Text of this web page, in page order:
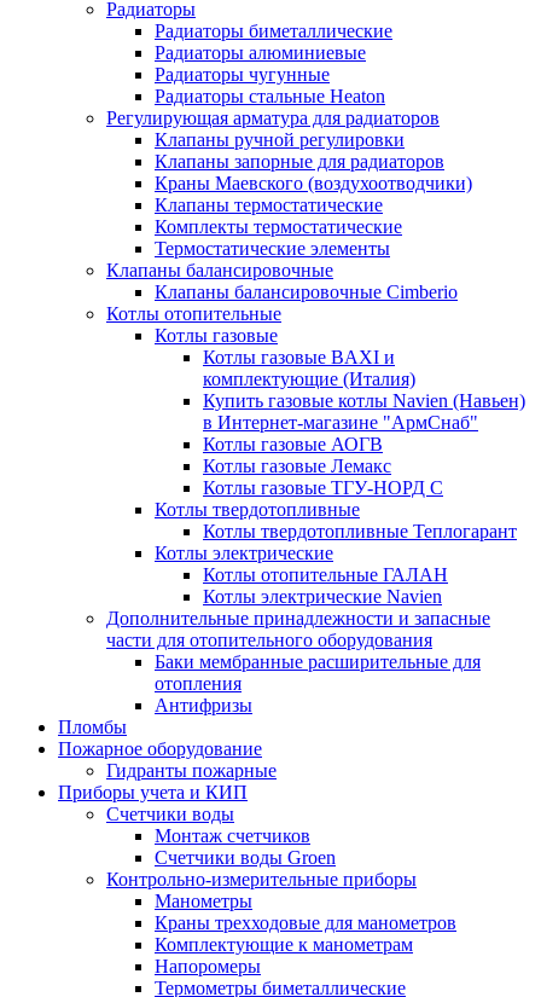
Радиаторы
Радиаторы биметаллические
Радиаторы алюминиевые
Радиаторы чугунные
Радиаторы стальные Heaton
Регулирующая арматура для радиаторов
Клапаны ручной регулировки
Клапаны запорные для радиаторов
Краны Маевского (воздухоотводчики)
Клапаны термостатические
Комплекты термостатические
Термостатические элементы
Клапаны балансировочные
Клапаны балансировочные Cimberio
Котлы отопительные
Котлы газовые
Котлы газовые BAXI и
комплектующие (Италия)
Купить газовые котлы Navien (Навьен)
в Интернет-магазине "АрмСнаб"
Котлы газовые АОГВ
Котлы газовые Лемакс
Котлы газовые ТГУ-НОРД С
Котлы твердотопливные
Котлы твердотопливные Теплогарант
Котлы электрические
Котлы отопительные ГАЛАН
Котлы электрические Navien
Дополнительные принадлежности и запасные
части для отопительного оборудования
Баки мембранные расширительные для
отопления
Антифризы
Пломбы
Пожарное оборудование
Гидранты пожарные
Приборы учета и КИП
Счетчики воды
Монтаж счетчиков
Счетчики воды Groen
Контрольно-измерительные приборы
Манометры
Краны трехходовые для манометров
Комплектующие к манометрам
Напоромеры
Термометры биметаллические